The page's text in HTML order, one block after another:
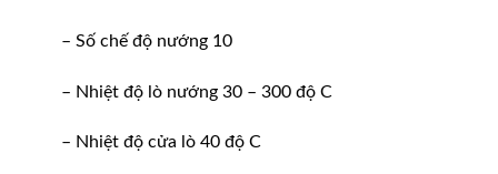
– Số chế độ nướng 10
– Nhiệt độ lò nướng 30 – 300 độ C
– Nhiệt độ cửa lò 40 độ C